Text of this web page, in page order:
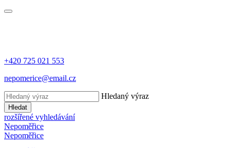
+420 725 021 553
nepomerice@email.cz
Hledaný výraz
Hledat
rozšířené vyhledávání
Nepoměřice
Nepoměřice